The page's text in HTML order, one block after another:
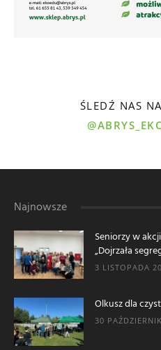
ŚLEDŹ NAS
Najnowsze
Seniorzy w
„Dojrzała
3 LISTOPADA
Olkusz dla
30